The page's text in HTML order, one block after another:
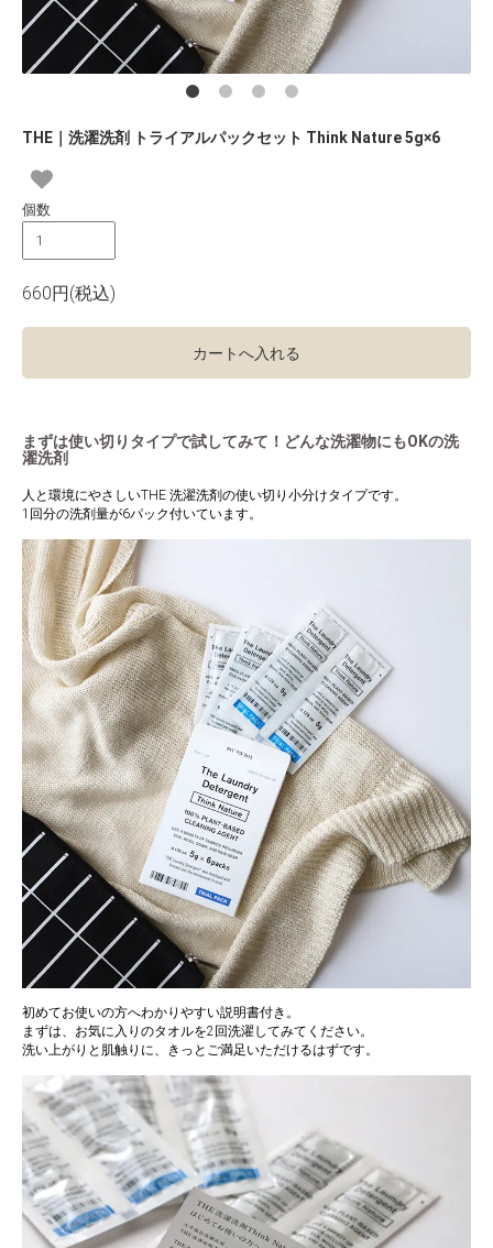
THE｜洗濯洗剤 トライアルパックセット Think Nature 5g×6
個数
660円(税込)
カートへ入れる
まずは使い切りタイプで試してみて！どんな洗濯物にもOKの洗
濯洗剤
人と環境にやさしいTHE 洗濯洗剤の使い切り小分けタイプです。
1回分の洗剤量が6パック付いています。
初めてお使いの方へわかりやすい説明書付き。
まずは、お気に入りのタオルを2回洗濯してみてください。
洗い上がりと肌触りに、きっとご満足いただけるはずです。